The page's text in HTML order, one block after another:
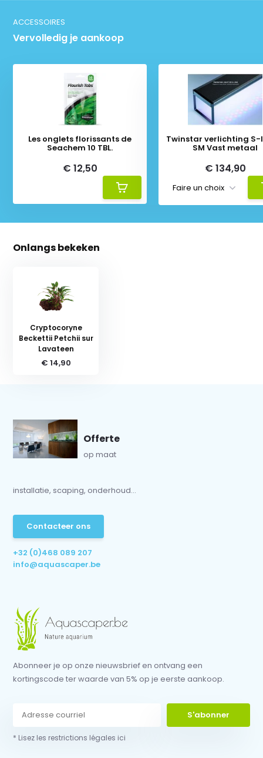
ACCESSOIRES
Vervolledig je aankoop
Les onglets florissants de
Seachem 10 TBL.
€ 12,50
Twinstar verlichting S-
SM Vast metaal
€ 134,90
Onlangs bekeken
Cryptocoryne
Beckettii Petchii sur
Lavateen
€ 14,90
Offerte
op maat
installatie, scaping, onderhoud...
Contacteer ons
+32 (0)468 089 207
info@aquascaper.be
Abonneer je op onze nieuwsbrief en ontvang een
kortingscode ter waarde van 5% op je eerste aankoop.
S'abonner
* Lisez les restrictions légales ici